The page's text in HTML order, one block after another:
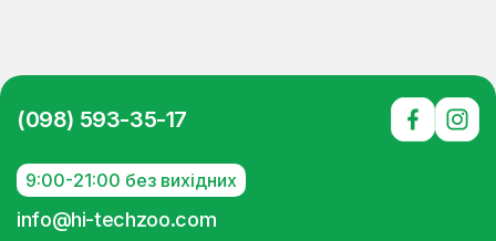
(098) 593-35-17
9:00-21:00 без вихідних
info@hi-techzoo.com